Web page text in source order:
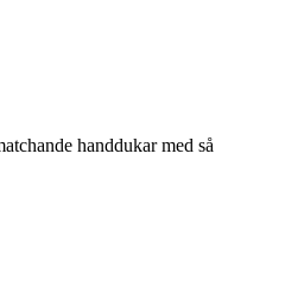
handdukar med så